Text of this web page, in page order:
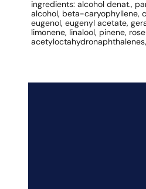
ingredients: alcohol denat.,
alcohol, beta-caryophyllene,
eugenol, eugenyl acetate,
limonene, linalool, pinene,